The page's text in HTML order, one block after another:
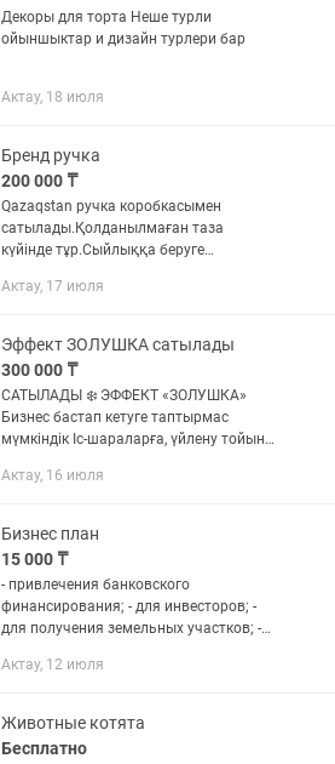
Декоры для торта Неше турли
ойыншыктар и дизайн турлери бар
Актау, 18 июля
Бренд ручка
200 000 ₸
Qazaqstan ручка коробкасымен
сатылады.Қолданылмаған таза
күйінде тұр.Сыйлыққа беруге
Актау, 17 июля
Эффект ЗОЛУШКА сатылады
300 000 ₸
САТЫЛАДЫ ❄️ ЭФФЕКТ «ЗОЛУШКА»
Бизнес бастап кетуге таптырмас
мүмкіндік Іс-шараларға, үйлену тойына,
керемет жарық эффектісі. ✅ Толық
Актау, 16 июля
Бизнес план
15 000 ₸
- привлечения банковского
финансирования; - для инвесторов; -
для получения земельных участков; -
частного партнерства (ГЧП); - для
Актау, 12 июля
Животные котята
Бесплатно